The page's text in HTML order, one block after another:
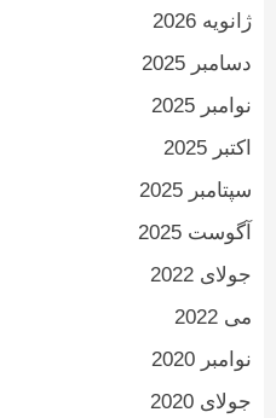
ژانویه 2026
دسامبر 2025
نوامبر 2025
اکتبر 2025
سپتامبر 2025
آگوست 2025
جولای 2022
می 2022
نوامبر 2020
جولای 2020